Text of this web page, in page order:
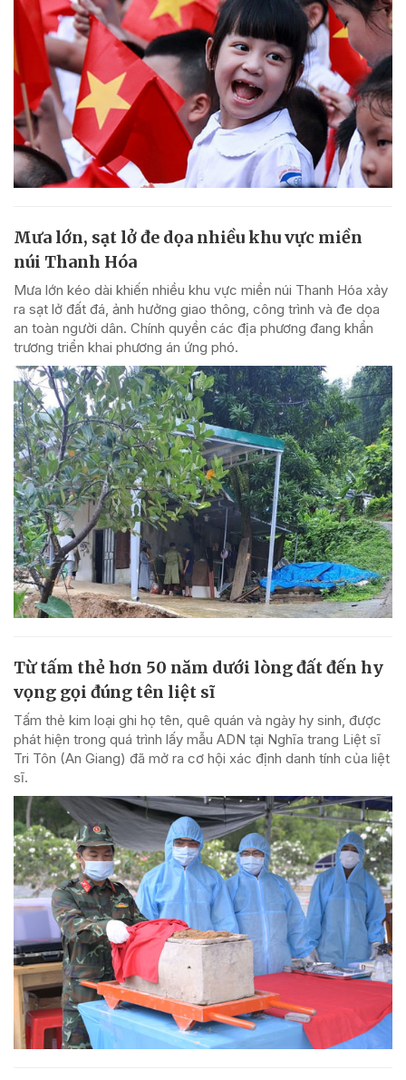
Mưa lớn, sạt lở đe dọa nhiều khu vực miền
núi Thanh Hóa
Mưa lớn kéo dài khiến nhiều khu vực miền núi Thanh Hóa xảy
ra sạt lở đất đá, ảnh hưởng giao thông, công trình và đe dọa
an toàn người dân. Chính quyền các địa phương đang khẩn
trương triển khai phương án ứng phó.
Từ tấm thẻ hơn 50 năm dưới lòng đất đến hy
vọng gọi đúng tên liệt sĩ
Tấm thẻ kim loại ghi họ tên, quê quán và ngày hy sinh, được
phát hiện trong quá trình lấy mẫu ADN tại Nghĩa trang Liệt sĩ
Tri Tôn (An Giang) đã mở ra cơ hội xác định danh tính của liệt
sĩ.